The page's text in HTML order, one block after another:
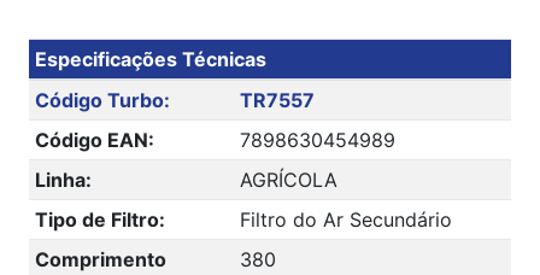
Especificações Técnicas
Código Turbo:
TR7557
Código EAN:
7898630454989
Linha:
AGRÍCOLA
Tipo de Filtro:
Filtro do Ar Secundário
Comprimento
380